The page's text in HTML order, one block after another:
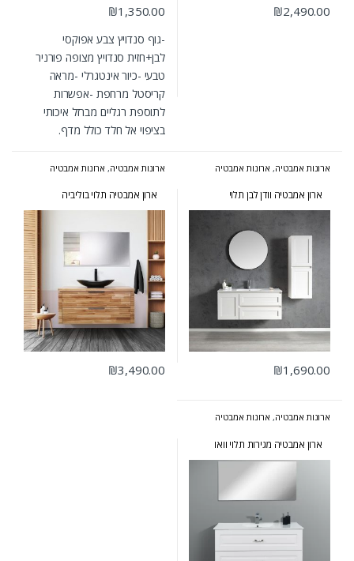
₪2,490.00
₪1,350.00
-גוף סנדויץ צבע אפוקסי
לבן+חזית סנדויץ מצופה פורניר
טבעי -כיור אינטגרלי -מראה
קריסטל מרחפת -אפשרות
לתוספת רגליים מברזל איכותי
בציפוי אל חלד כולל מדף.
ארונות אמבטיה, ארונות אמבטיה
ארון אמבטיה וודן לבן תלוי
₪1,690.00
ארונות אמבטיה, ארונות אמבטיה
ארון אמבטיה תלוי בוליביה
₪3,490.00
ארונות אמבטיה, ארונות אמבטיה
ארון אמבטיה מגירות תלוי וואו